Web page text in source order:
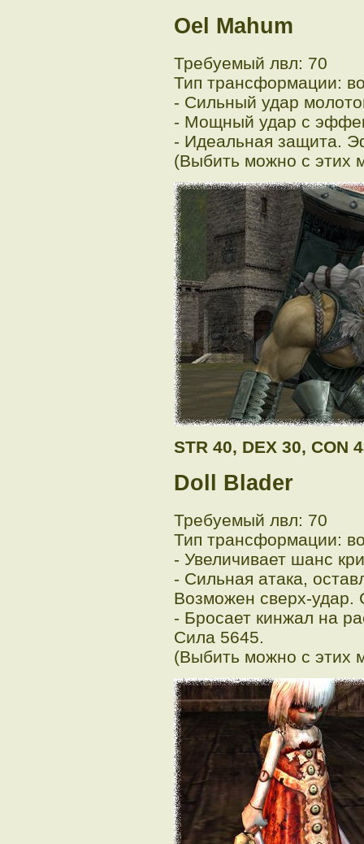
Oel Mahum
Требуемый лвл: 70
Тип трансформации:
- Сильный удар
- Мощный удар с
- Идеальная защита.
(Выбить можно с этих
STR 40, DEX 30, CON
Doll Blader
Требуемый лвл: 70
Тип трансформации:
- Увеличивает шанс
- Сильная атака,
Возможен сверх-удар.
- Бросает кинжал на
Сила 5645.
(Выбить можно с этих